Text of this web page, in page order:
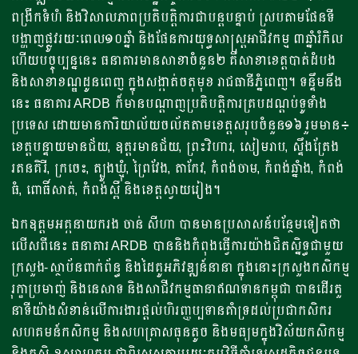
ពង្រីកទំហំ និងវិសាលភាពប្រតិបត្តិការជាបន្តបន្ទាប់ ស្របតាមផែនទី
បង្ហាញផ្លូវរយៈពេល១០ឆ្នាំ និងផែនការយុទ្ធសាស្ត្រអាជីវកម្ម ៣ឆ្នាំរំកិល
ហើយបច្ចុប្បន្ននេះ ធនាគារមានសាខាចំនួន២​ គឺសាខាខេត្តបាត់ដំបង
និងសាខាខណ្ឌដូនពេញ ក្នុងសង្កាត់ចតុមុខ រាជធានីភ្នំពេញ។ ទន្ទឹមនឹង
នេះ ធនាគារ ARDB ក៏មានបណ្តាញប្រតិបត្តិការគ្របដណ្ដប់ទូទាំង
ប្រទេស ដោយមានការិយាល័យចល័តតាមខេត្តសរុបចំនួន១៦ រួមមាន៖
ខេត្តបន្ទាយមានជ័យ, ឧត្តរមានជ័យ, ព្រះវិហារ, សៀមរាប, ស្ទឹងត្រែង
រតនគិរី, ក្រចេះ, ត្បូងឃ្មុំ, ព្រៃវែង, តាកែវ, កំពង់ចាម, កំពង់ឆ្នាំង, កំពង់
ធំ, ពោធិ៍សាត់, កំពង់ស្ពឺ និងខេត្តស្វាយរៀង។
ឯកឧត្តម​អគ្កនាយករង​ ចាន់​ សីហា បានមានប្រសាសន៍បន្ថែមទៀតថា​
លើសពីនេះ ធនាគារ ARDB បាននិងកំពុងធ្វើការយ៉ាងជិតស្និទ្ធជាមួយ
ក្រសួង-ស្ថាប័នពាក់ព័ន្ធ និងដៃគូអភិវឌ្ឍន៍នានា ក្នុងនោះក្រសួងកសិកម្ម
រុក្ខាប្រមាញ់ និងនេសាទ និងសាជីវកម្មធានាឥណទានកម្ពុជា បានដើរតួ
នាទីយ៉ាងសំខាន់លើការងារផ្តល់ហិរញ្ញប្បទានគំាទ្រដល់​​ប្រជាកសិករ
សហគមន៍កសិកម្ម និងសហគ្រាស​ធុនតូច ​និង​មធ្យមក្នុងវិស័យ​កសិកម្ម